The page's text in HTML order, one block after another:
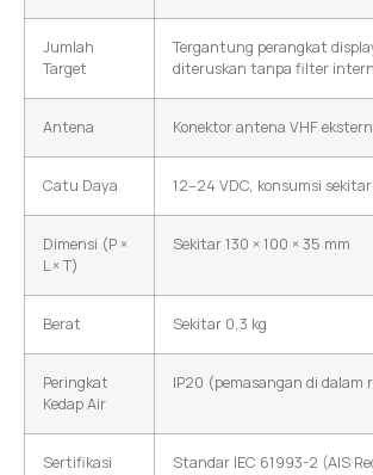
Jumlah
Target
Tergantung perangkat
diteruskan tanpa filter
Antena Konektor antena VHF
Catu Daya 12–24 VDC, konsumsi
Dimensi (P ×
L × T)
Sekitar 130 × 100 × 35 mm
Berat Sekitar 0,3 kg
Peringkat
Kedap Air
IP20 (pemasangan di dalam
Sertifikasi Standar IEC 61993-2 (AIS